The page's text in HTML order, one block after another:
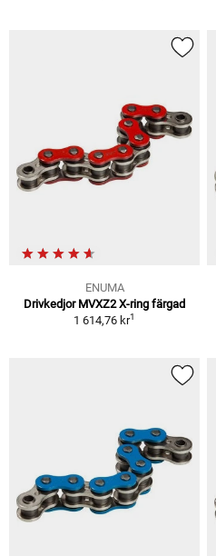
ENUMA
Drivkedjor MVXZ2 X-ring färgad
1 614,76 kr1